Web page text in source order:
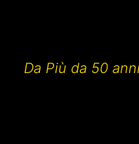
Da Più da 50